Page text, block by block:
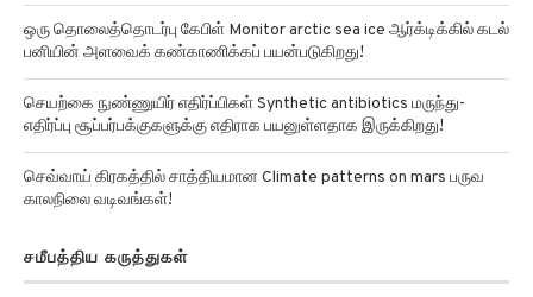
ஒரு தொலைத்தொடர்பு கேபிள் Monitor arctic sea ice ஆர்க்டிக்கில் கடல்
பனியின் அளவைக் கண்காணிக்கப் பயன்படுகிறது!
செயற்கை நுண்ணுயிர் எதிர்ப்பிகள் Synthetic antibiotics மருந்து-
எதிர்ப்பு சூப்பர்பக்குகளுக்கு எதிராக பயனுள்ளதாக இருக்கிறது!
செவ்வாய் கிரகத்தில் சாத்தியமான Climate patterns on mars பருவ
காலநிலை வடிவங்கள்!
சமீபத்திய கருத்துகள்